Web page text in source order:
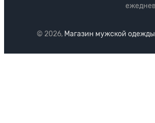
© 2026, Магазин мужской